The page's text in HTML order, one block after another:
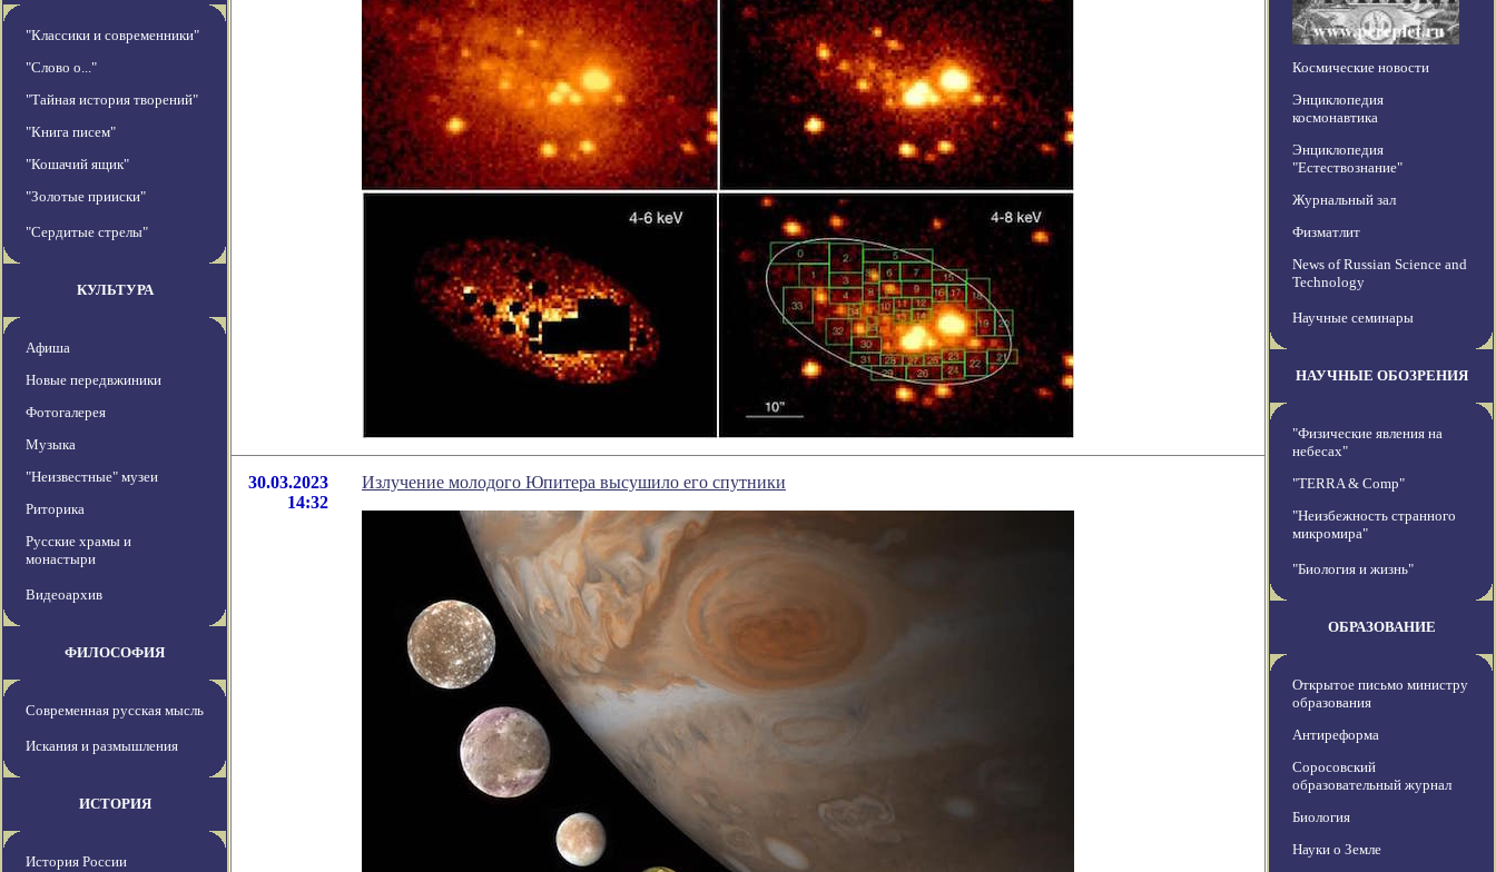
"Классики и современники"
"Слово о..."
"Тайная история творений"
"Книга писем"
"Кошачий ящик"
"Золотые прииски"
"Сердитые стрелы"
КУЛЬТУРА
Афиша
Новые передвжиники
Фотогалерея
Музыка
"Неизвестные" музеи
Риторика
Русские храмы и
монастыри
Видеоархив
ФИЛОСОФИЯ
Современная русская мысль
Искания и размышления
ИСТОРИЯ
История России
30.03.2023
14:32
Излучение молодого Юпитера высушило его спутники
Космические новости
Энциклопедия
космонавтика
Энциклопедия
"Естествознание"
Журнальный зал
Физматлит
News of Russian Science and
Technology
Научные семинары
НАУЧНЫЕ ОБОЗРЕНИЯ
"Физические явления на
небесах"
"TERRA & Comp"
"Неизбежность странного
микромира"
"Биология и жизнь"
ОБРАЗОВАНИЕ
Открытое письмо министру
образования
Антиреформа
Соросовский
образовательный журнал
Биология
Науки о Земле